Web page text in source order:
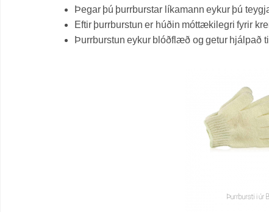
Þegar þú þurrburstar líkamann eykur þú
Eftir þurrburstun er húðin móttækilegri fyrir
Þurrburstun eykur blóðflæð og getur hjálpað